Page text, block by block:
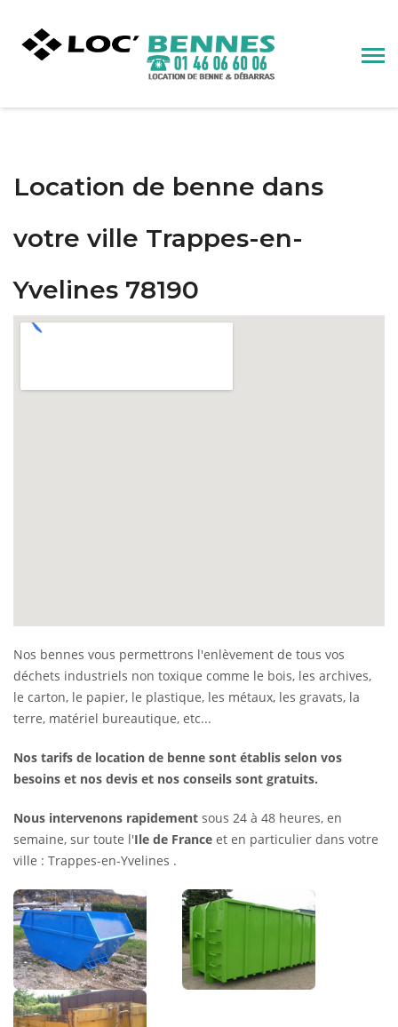
Location de benne dans
votre ville Trappes-en-
Yvelines 78190
Nos bennes vous permettrons l'enlèvement de tous vos
déchets industriels non toxique comme le bois, les archives,
le carton, le papier, le plastique, les métaux, les gravats, la
terre, matériel bureautique, etc...
Nos tarifs de location de benne sont établis selon vos
besoins et nos devis et nos conseils sont gratuits.
Nous intervenons rapidement sous 24 à 48 heures, en
semaine, sur toute l'Ile de France et en particulier dans votre
ville : Trappes-en-Yvelines .